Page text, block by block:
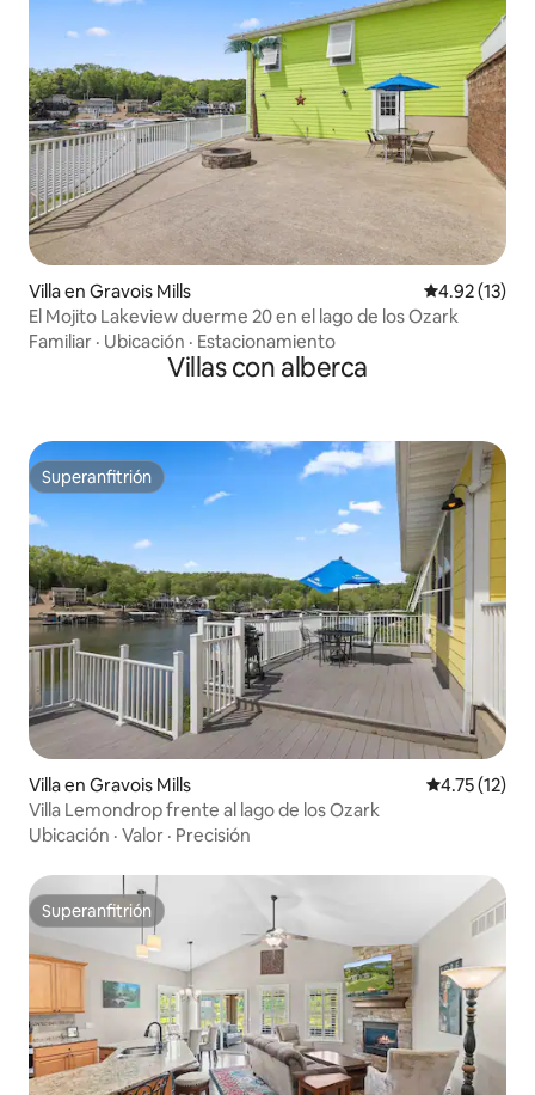
Villa en Gravois Mills Calificación
4.92 (13)
El Mojito Lakeview duerme 20 en el lago de los Ozark
Familiar · Ubicación · Estacionamiento
Villas con alberca
Superanfitrión
Superanfitrión
Villa en Gravois Mills Calificación
4.75 (12)
Villa Lemondrop frente al lago de los Ozark
Ubicación · Valor · Precisión
Superanfitrión
Superanfitrión